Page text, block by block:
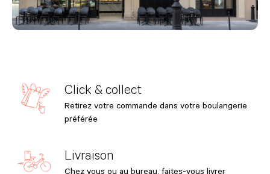
Click & collect
Retirez votre commande dans votre boulangerie
préférée
Livraison
Chez vous ou au bureau, faites-vous livrer